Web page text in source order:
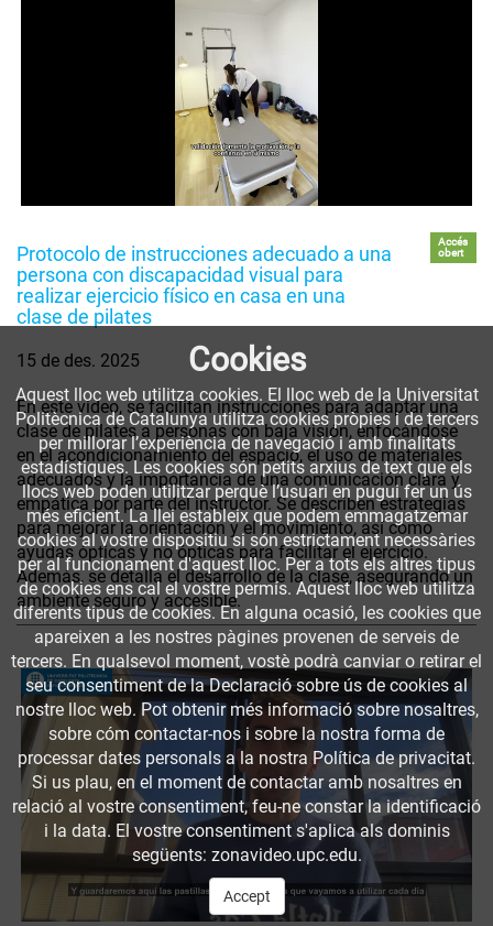
Protocolo de instrucciones adecuado a una
persona con discapacidad visual para
realizar ejercicio físico en casa en una
clase de pilates
Accés
obert
15 de des. 2025
En este video, se facilitan instrucciones para adaptar una
clase de pilates a personas con baja visión, enfocándose
en el acondicionamiento del espacio, el uso de materiales
adecuados y la importancia de una comunicación clara y
empática por parte del instructor. Se describen estrategias
para mejorar la orientación y el movimiento, así como
ayudas ópticas y no ópticas para facilitar el ejercicio.
Además, se detalla el desarrollo de la clase, asegurando un
ambiente seguro y accesible.
Cookies
Aquest lloc web utilitza cookies. El lloc web de la Universitat
Politècnica de Catalunya utilitza cookies pròpies i de tercers
per millorar l’experiència de navegació i amb finalitats
estadístiques. Les cookies són petits arxius de text que els
llocs web poden utilitzar perquè l’usuari en pugui fer un ús
més eficient. La llei estableix que podem emmagatzemar
cookies al vostre dispositiu si són estrictament necessàries
per al funcionament d'aquest lloc. Per a tots els altres tipus
de cookies ens cal el vostre permís. Aquest lloc web utilitza
diferents tipus de cookies. En alguna ocasió, les cookies que
apareixen a les nostres pàgines provenen de serveis de
tercers. En qualsevol moment, vostè podrà canviar o retirar el
seu consentiment de la Declaració sobre ús de cookies al
nostre lloc web. Pot obtenir més informació sobre nosaltres,
sobre cóm contactar-nos i sobre la nostra forma de
processar dates personals a la nostra Política de privacitat.
Si us plau, en el moment de contactar amb nosaltres en
relació al vostre consentiment, feu-ne constar la identificació
i la data. El vostre consentiment s'aplica als dominis
següents: zonavideo.upc.edu.
Accept